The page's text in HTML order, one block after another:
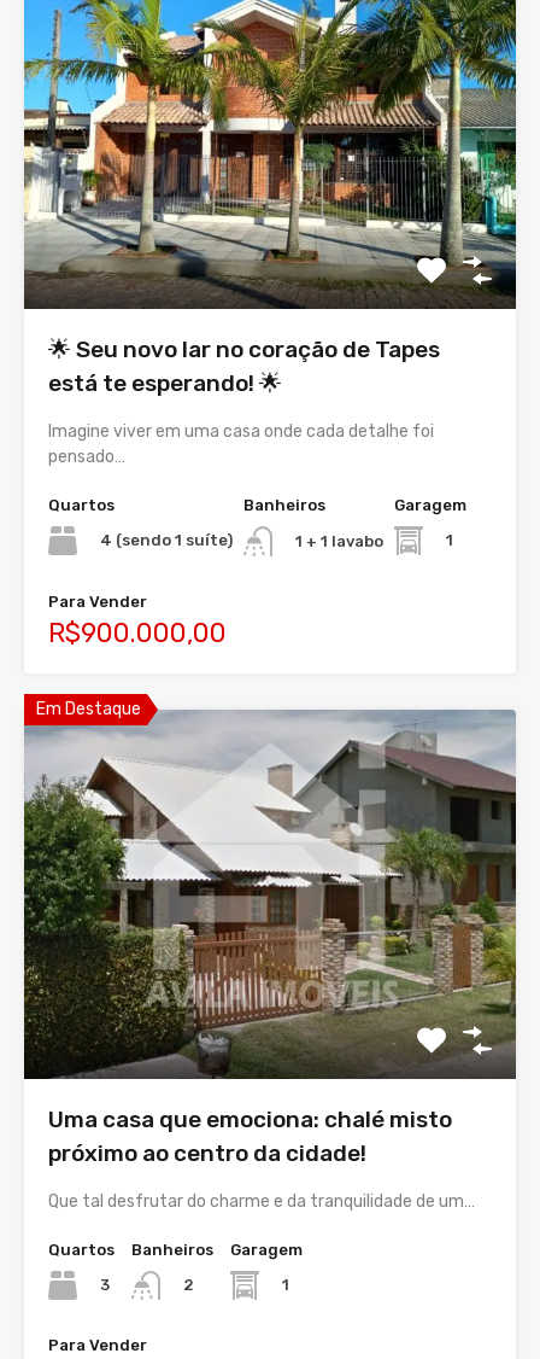
🌟 Seu novo lar no coração de Tapes
está te esperando! 🌟
Imagine viver em uma casa onde cada detalhe foi
pensado…
Quartos
4 (sendo 1 suíte)
Banheiros
1 + 1 lavabo
Garagem
1
Para Vender
R$900.000,00
Em Destaque
Uma casa que emociona: chalé misto
próximo ao centro da cidade!
Que tal desfrutar do charme e da tranquilidade de um…
Quartos
3
Banheiros
2
Garagem
1
Para Vender